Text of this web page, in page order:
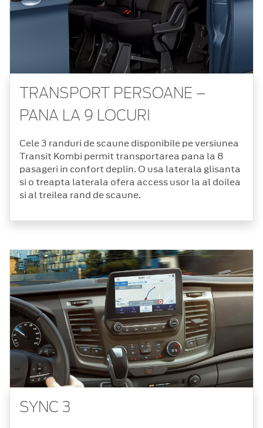
TRANSPORT PERSOANE –
PANA LA 9 LOCURI
Cele 3 randuri de scaune disponibile pe versiunea
Transit Kombi permit transportarea pana la 8
pasageri in confort deplin. O usa laterala glisanta
si o treapta laterala ofera access usor la al doilea
si al treilea rand de scaune.
SYNC 3